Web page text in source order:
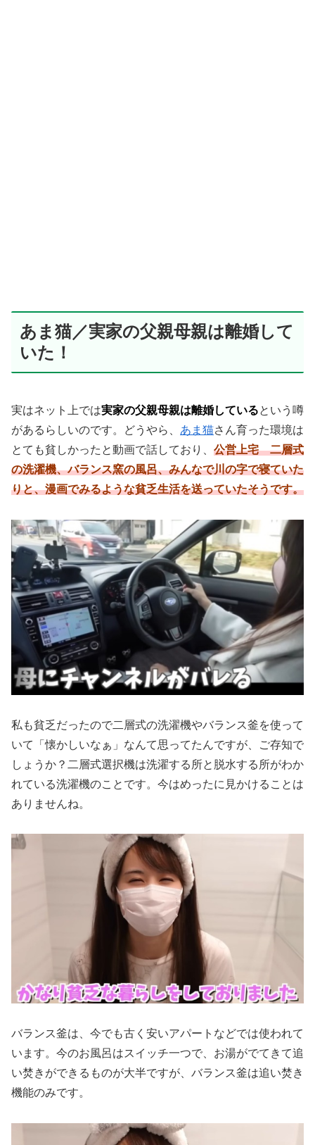
あま猫／実家の父親母親は離婚して
いた！
実はネット上では実家の父親母親は離婚しているという噂
があるらしいのです。どうやら、 あま猫さん育った環境は
とても貧しかったと動画で話しており、 公営上宅 二層式
の洗濯機、バランス窯の風呂、みんなで川の字で寝ていた
りと、漫画でみるような貧乏生活を送っていたそうです。
私も貧乏だったので二層式の洗濯機やバランス釜を使って
いて「懐かしいなぁ」なんて思ってたんですが、ご存知で
しょうか？二層式選択機は洗濯する所と脱水する所がわか
れている洗濯機のことです。今はめったに見かけることは
ありませんね。
バランス釜は、今でも古く安いアパートなどでは使われて
います。今のお風呂はスイッチ一つで、お湯がでてきて追
い焚きができるものが大半ですが、バランス釜は追い焚き
機能のみです。